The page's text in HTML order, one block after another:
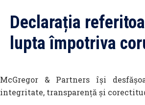
Declarația
lupta împotriva
McGregor & Partners își
integritate, transparență și